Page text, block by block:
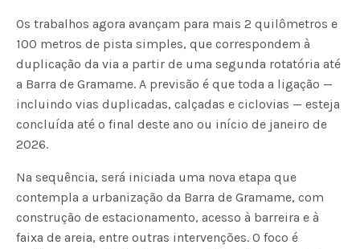
Os trabalhos agora avançam para mais 2 quilômetros e
100 metros de pista simples, que correspondem à
duplicação da via a partir de uma segunda rotatória até
a Barra de Gramame. A previsão é que toda a ligação —
incluindo vias duplicadas, calçadas e ciclovias — esteja
concluída até o final deste ano ou início de janeiro de
2026.
Na sequência, será iniciada uma nova etapa que
contempla a urbanização da Barra de Gramame, com
construção de estacionamento, acesso à barreira e à
faixa de areia, entre outras intervenções. O foco é